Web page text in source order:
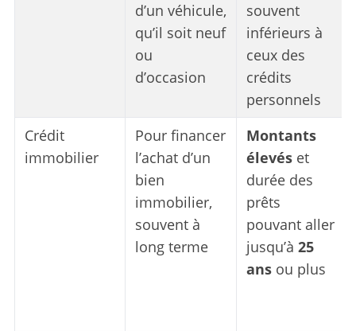
d’un véhicule,
qu’il soit neuf
ou
d’occasion
souvent
inférieurs à
ceux des
crédits
personnels
Crédit
immobilier
Pour financer
l’achat d’un
bien
immobilier,
souvent à
long terme
Montants
élevéset
durée des
prêts
pouvant aller
jusqu’à 25
ansou plus